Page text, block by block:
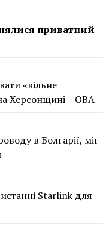
приватний
«вільне
Херсонщині – ОВА
в Болгарії, міг
Starlink для